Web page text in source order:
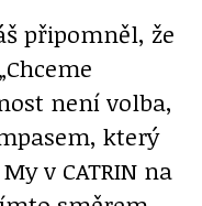
připomněl, že
není volba,
který
v CATRIN na